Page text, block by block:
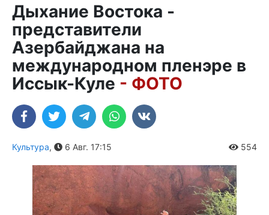
Дыхание Востока -
представители
Азербайджана на
международном пленэре в
Иссык-Куле - ФОТО
Культура, 6 Авг. 17:15 554